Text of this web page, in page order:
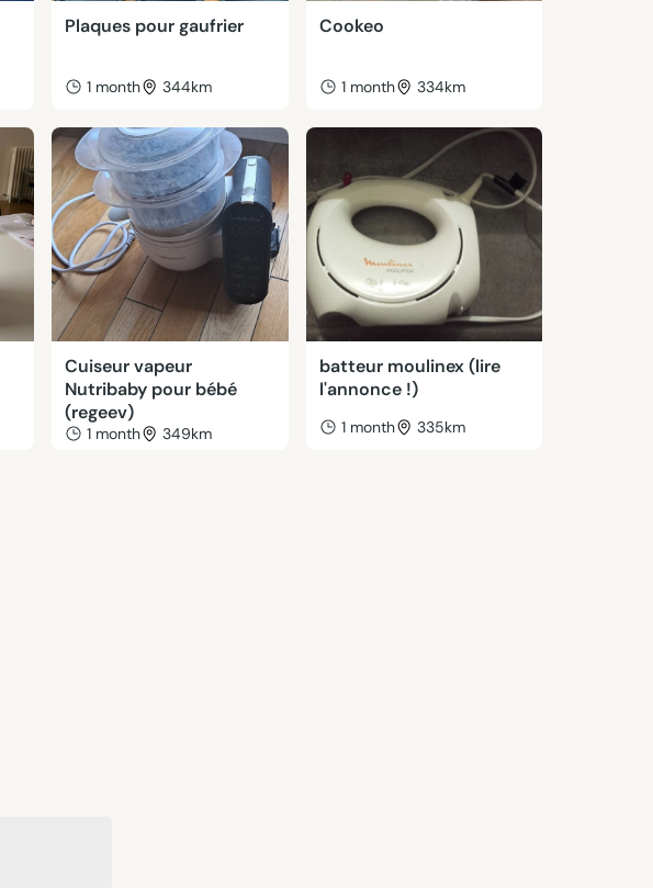
Plaques pour gaufrier
1 month 344km
Cookeo
1 month 334km
Cuiseur vapeur
Nutribaby pour bébé
(regeev)
1 month 349km
batteur moulinex (lire
l'annonce !)
1 month 335km